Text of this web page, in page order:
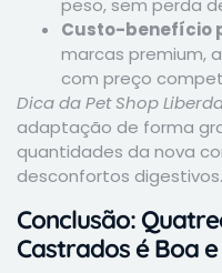
peso, sem perda
Custo-benefício
marcas premium,
com preço
Dica da Pet Shop
adaptação de forma
quantidades da nova
desconfortos digestivos.
Conclusão:
Castrados é Boa